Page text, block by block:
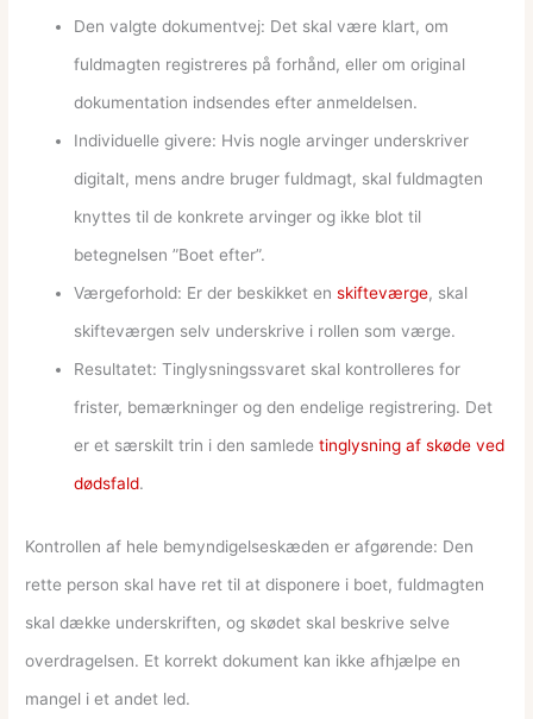
Den valgte dokumentvej: Det skal være klart, om
fuldmagten registreres på forhånd, eller om original
dokumentation indsendes efter anmeldelsen.
Individuelle givere: Hvis nogle arvinger underskriver
digitalt, mens andre bruger fuldmagt, skal fuldmagten
knyttes til de konkrete arvinger og ikke blot til
betegnelsen ”Boet efter”.
Værgeforhold: Er der beskikket enskifteværge, skal
skifteværgen selv underskrive i rollen som værge.
Resultatet: Tinglysningssvaret skal kontrolleres for
frister, bemærkninger og den endelige registrering. Det
er et særskilt trin i den samledetinglysning af skøde ved
dødsfald.
Kontrollen af hele bemyndigelseskæden er afgørende: Den
rette person skal have ret til at disponere i boet, fuldmagten
skal dække underskriften, og skødet skal beskrive selve
overdragelsen. Et korrekt dokument kan ikke afhjælpe en
mangel i et andet led.